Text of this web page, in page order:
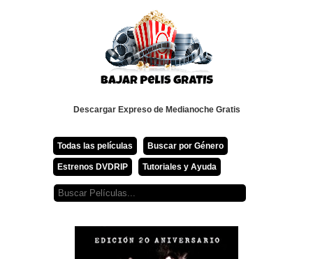
Descargar Expreso de Medianoche Gratis
Todas las películas Buscar por Género
Estrenos DVDRIP Tutoriales y Ayuda